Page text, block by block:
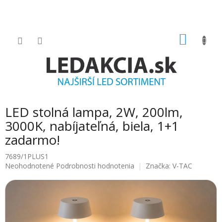
LED stolná lampa, 2W, 200lm,
3000K, nabíjateľná, biela, 1+1
zadarmo!
7689/1PLUS1
Priemerné
produktu
Neohodnotené Podrobnosti hodnotenia Značka: V-TAC